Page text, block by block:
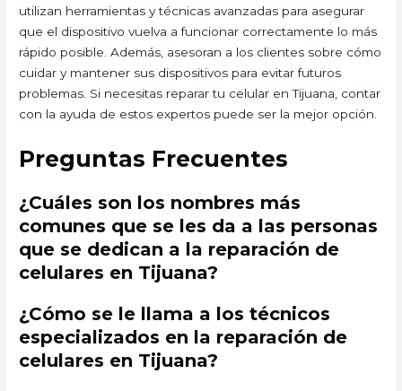
utilizan herramientas y técnicas avanzadas para asegurar
que el dispositivo vuelva a funcionar correctamente lo más
rápido posible. Además, asesoran a los clientes sobre cómo
cuidar y mantener sus dispositivos para evitar futuros
problemas. Si necesitas reparar tu celular en Tijuana, contar
con la ayuda de estos expertos puede ser la mejor opción.
Preguntas Frecuentes
¿Cuáles son los nombres más
comunes que se les da a las personas
que se dedican a la reparación de
celulares en Tijuana?
¿Cómo se le llama a los técnicos
especializados en la reparación de
celulares en Tijuana?